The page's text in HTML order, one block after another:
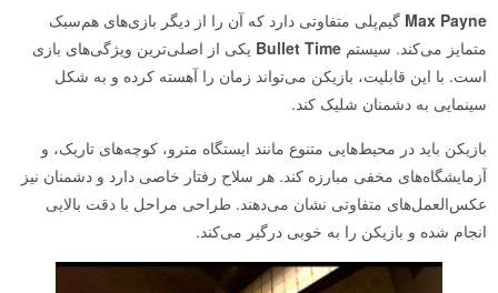
Max Payne گیم‌پلی متفاوتی دارد که آن را از دیگر بازی‌های هم‌سبک
متمایز می‌کند. سیستم Bullet Time یکی از اصلی‌ترین ویژگی‌های بازی
است. با این قابلیت، بازیکن می‌تواند زمان را آهسته کرده و به شکل
سینمایی به دشمنان شلیک کند.
بازیکن باید در محیط‌هایی متنوع مانند ایستگاه مترو، کوچه‌های تاریک، و
آزمایشگاه‌های مخفی مبارزه کند. هر سلاح رفتار خاصی دارد و دشمنان نیز
عکس‌العمل‌های متفاوتی نشان می‌دهند. طراحی مراحل با دقت بالایی
انجام شده و بازیکن را به خوبی درگیر می‌کند.